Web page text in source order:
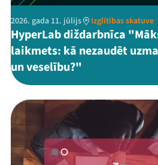
2026. gada 11. jūlijs Izglītības skatuve
HyperLab diždarbnīca
laikmets: kā nezaudēt
un veselību?"